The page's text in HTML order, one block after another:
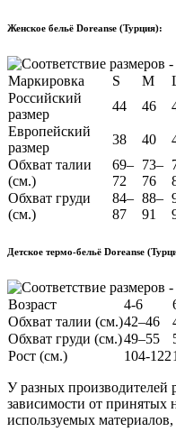
Женское бельё Doreanse (Турция):
Маркировка S M
Российский
размер
44 46
Европейский
размер
38 40
Обхват талии
(см.)
69–
72
73–
76
Обхват груди
(см.)
84–
87
88–
91
Детское термо-бельё Doreanse
Возраст 4-6
Обхват талии (см.)42–46
Обхват груди (см.)49–55
Рост (см.)
104-122
У разных производителей
зависимости от принятых
используемых